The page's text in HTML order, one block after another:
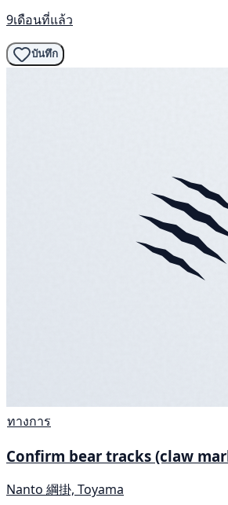
9เดือนที่แล้ว
บันทึก
ทางการ
Confirm bear tracks (claw
Nanto 綱掛, Toyama